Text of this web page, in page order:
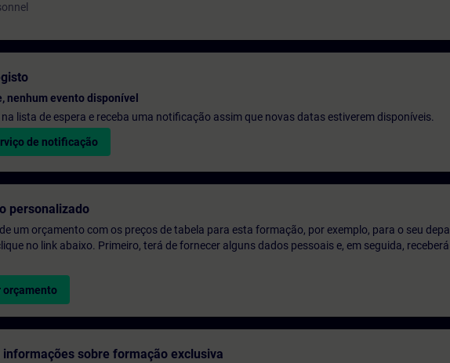
nenhum evento disponível
lista de espera e receba uma notificação assim que novas datas estiverem disponíveis.
de notificação
personalizado
um orçamento com os preços de tabela para esta formação, por exemplo, para o seu
no link abaixo. Primeiro, terá de fornecer alguns dados pessoais e, em seguida,
orçamento
informações sobre formação exclusiva